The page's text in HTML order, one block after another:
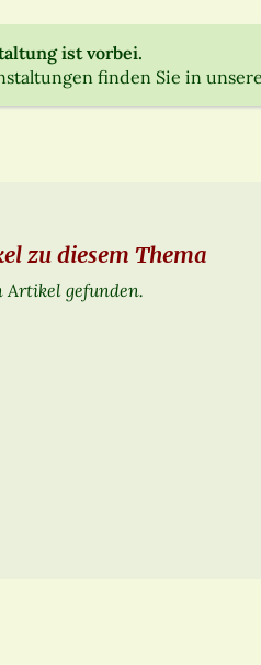
ist vorbei.
finden Sie in
zu diesem Thema
Artikel gefunden.